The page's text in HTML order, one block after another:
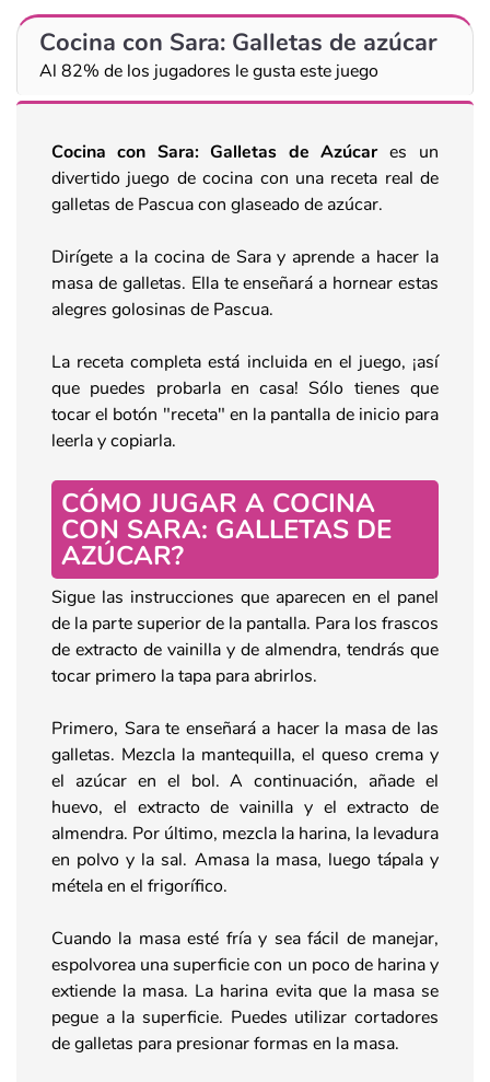
Cocina con Sara: Galletas de azúcar
Al 82% de los jugadores le gusta este juego
Cocina con Sara: Galletas de Azúcares un
divertido juego de cocina con una receta real de
galletas de Pascua con glaseado de azúcar.
Dirígete a la cocina de Sara y aprende a hacer la
masa de galletas. Ella te enseñará a hornear estas
alegres golosinas de Pascua.
La receta completa está incluida en el juego, ¡así
que puedes probarla en casa! Sólo tienes que
tocar el botón "receta" en la pantalla de inicio para
leerla y copiarla.
CÓMO JUGAR A COCINA
CON SARA: GALLETAS DE
AZÚCAR?
Sigue las instrucciones que aparecen en el panel
de la parte superior de la pantalla. Para los frascos
de extracto de vainilla y de almendra, tendrás que
tocar primero la tapa para abrirlos.
Primero, Sara te enseñará a hacer la masa de las
galletas. Mezcla la mantequilla, el queso crema y
el azúcar en el bol. A continuación, añade el
huevo, el extracto de vainilla y el extracto de
almendra. Por último, mezcla la harina, la levadura
en polvo y la sal. Amasa la masa, luego tápala y
métela en el frigorífico.
Cuando la masa esté fría y sea fácil de manejar,
espolvorea una superficie con un poco de harina y
extiende la masa. La harina evita que la masa se
pegue a la superficie. Puedes utilizar cortadores
de galletas para presionar formas en la masa.